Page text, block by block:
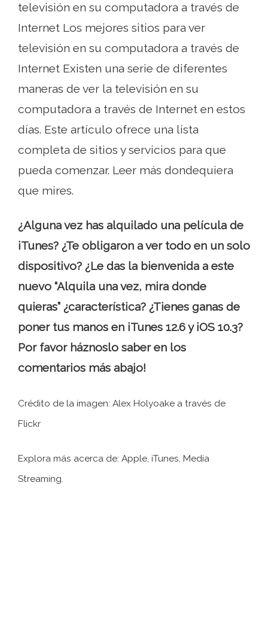
televisión en su computadora a través de
Internet Los mejores sitios para ver
televisión en su computadora a través de
Internet Existen una serie de diferentes
maneras de ver la televisión en su
computadora a través de Internet en estos
días. Este artículo ofrece una lista
completa de sitios y servicios para que
pueda comenzar. Leer más dondequiera
que mires.
¿Alguna vez has alquilado una película de
iTunes? ¿Te obligaron a ver todo en un solo
dispositivo? ¿Le das la bienvenida a este
nuevo “Alquila una vez, mira donde
quieras” ¿característica? ¿Tienes ganas de
poner tus manos en iTunes 12.6 y iOS 10.3?
Por favor háznoslo saber en los
comentarios más abajo!
Crédito de la imagen: Alex Holyoake a través de
Flickr
Explora más acerca de: Apple, iTunes, Media
Streaming.